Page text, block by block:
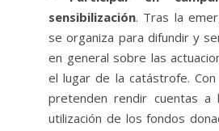
sensibilización. Tras la
se organiza para difundir y
en general sobre las
el lugar de la catástrofe.
pretenden rendir cuentas a
utilización de los fondos